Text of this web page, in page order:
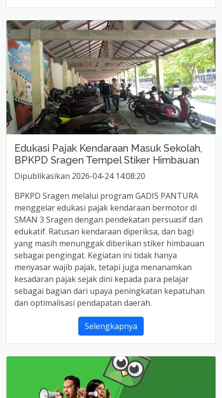
Edukasi Pajak Kendaraan Masuk Sekolah,
BPKPD Sragen Tempel Stiker Himbauan
Dipublikasikan 2026-04-24 14:08:20
BPKPD Sragen melalui program GADIS PANTURA
menggelar edukasi pajak kendaraan bermotor di
SMAN 3 Sragen dengan pendekatan persuasif dan
edukatif. Ratusan kendaraan diperiksa, dan bagi
yang masih menunggak diberikan stiker himbauan
sebagai pengingat. Kegiatan ini tidak hanya
menyasar wajib pajak, tetapi juga menanamkan
kesadaran pajak sejak dini kepada para pelajar
sebagai bagian dari upaya peningkatan kepatuhan
dan optimalisasi pendapatan daerah.
Selengkapnya